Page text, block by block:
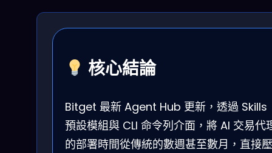
核心結論
Bitget 最新 Agent Hub 更新，透過 Skills
預設模組與 CLI 命令列介面，將 AI 交易代
的部署時間從傳統的數週甚至數月，直接壓